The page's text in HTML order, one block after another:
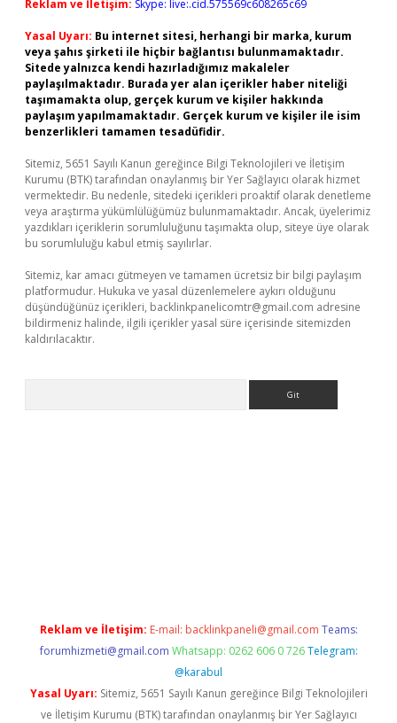
Reklam ve İletişim: Skype: live:.cid.575569c608265c69
Yasal Uyarı: Bu internet sitesi, herhangi bir marka, kurum
veya şahıs şirketi ile hiçbir bağlantısı bulunmamaktadır.
Sitede yalnızca kendi hazırladığımız makaleler
paylaşılmaktadır. Burada yer alan içerikler haber niteliği
taşımamakta olup, gerçek kurum ve kişiler hakkında
paylaşım yapılmamaktadır. Gerçek kurum ve kişiler ile isim
benzerlikleri tamamen tesadüfidir.
Sitemiz, 5651 Sayılı Kanun gereğince Bilgi Teknolojileri ve İletişim
Kurumu (BTK) tarafından onaylanmış bir Yer Sağlayıcı olarak hizmet
vermektedir. Bu nedenle, sitedeki içerikleri proaktif olarak denetleme
veya araştırma yükümlülüğümüz bulunmamaktadır. Ancak, üyelerimiz
yazdıkları içeriklerin sorumluluğunu taşımakta olup, siteye üye olarak
bu sorumluluğu kabul etmiş sayılırlar.
Sitemiz, kar amacı gütmeyen ve tamamen ücretsiz bir bilgi paylaşım
platformudur. Hukuka ve yasal düzenlemelere aykırı olduğunu
düşündüğünüz içerikleri, backlinkpanelicomtr@gmail.com adresine
bildirmeniz halinde, ilgili içerikler yasal süre içerisinde sitemizden
kaldırılacaktır.
Reklam ve İletişim: E-mail: backlinkpaneli@gmail.com Teams:
forumhizmeti@gmail.com Whatsapp: 0262 606 0 726 Telegram:
@karabul
Yasal Uyarı: Sitemiz, 5651 Sayılı Kanun gereğince Bilgi Teknolojileri
ve İletişim Kurumu (BTK) tarafından onaylanmış bir Yer Sağlayıcı